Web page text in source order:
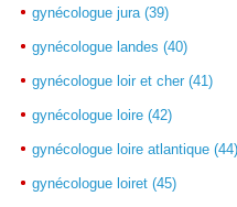
gynécologue jura (39)
gynécologue landes (40)
gynécologue loir et cher (41)
gynécologue loire (42)
gynécologue loire atlantique
gynécologue loiret (45)